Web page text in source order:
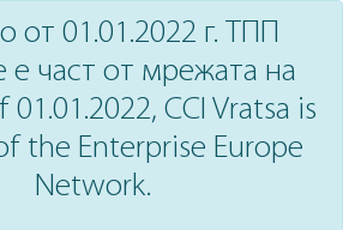
от 01.01.2022 г. ТПП
е част от мрежата на
01.01.2022, CCI Vratsa is
the Enterprise Europe
Network.